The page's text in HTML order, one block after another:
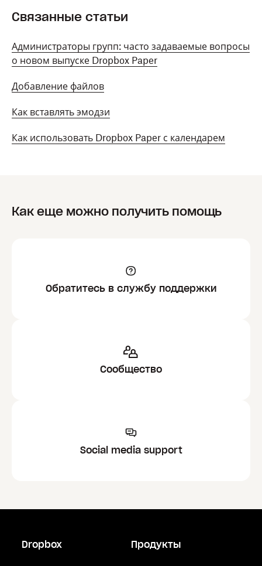
Связанные статьи
Администраторы групп: часто задаваемые вопросы
о новом выпуске Dropbox Paper
Добавление файлов
Как вставлять эмодзи
Как использовать Dropbox Paper с календарем
Как еще можно получить помощь
Обратитесь в службу поддержки
Сообщество
Social media support
Dropbox Продукты